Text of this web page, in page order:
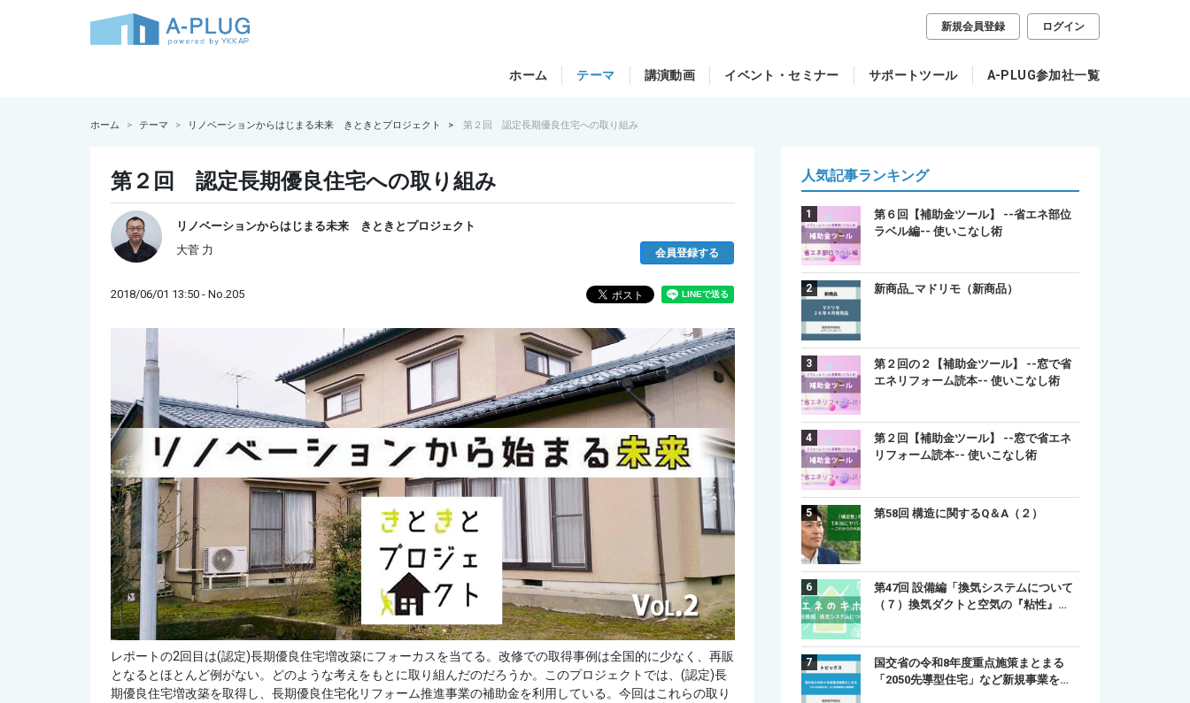
新規会員登録 ログイン
ホーム テーマ 講演動画 イベント・セミナー サポートツール A-PLUG参加社一覧
ホーム テーマ リノベーションからはじまる未来 きときとプロジェクト 第２回 認定長期優良住宅への取り組み
第２回 認定長期優良住宅への取り組み
リノベーションからはじまる未来 きときとプロジェクト
大菅 力
会員登録する
2018/06/01 13:50 - No.205
レポートの2回目は(認定)長期優良住宅増改築にフォーカスを当てる。改修での取得事例は全国的に少なく、再販
となるとほとんど例がない。どのような考えをもとに取り組んだのだろうか。このプロジェクトでは、(認定)長
期優良住宅増改築を取得し、長期優良住宅化リフォーム推進事業の補助金を利用している。今回はこれらの取り
人気記事ランキング
第６回【補助金ツール】 --省エネ部位
ラベル編-- 使いこなし術
新商品_マドリモ（新商品）
第２回の２【補助金ツール】 --窓で省
エネリフォーム読本-- 使いこなし術
第２回【補助金ツール】 --窓で省エネ
リフォーム読本-- 使いこなし術
第58回 構造に関するQ＆A（２）
第47回 設備編「換気システムについて
（７）換気ダクトと空気の『粘性』…
国交省の令和8年度重点施策まとまる
「2050先導型住宅」など新規事業を…